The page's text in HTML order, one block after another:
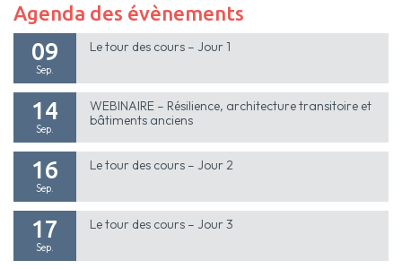
Agenda des évènements
09
Sep.
Le tour des cours – Jour 1
14
Sep.
WEBINAIRE – Résilience, architecture transitoire et
bâtiments anciens
16
Sep.
Le tour des cours – Jour 2
17
Sep.
Le tour des cours – Jour 3